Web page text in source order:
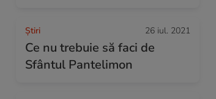
Ştiri 26 iul. 2021
Ce nu trebuie să faci de
Sfântul Pantelimon